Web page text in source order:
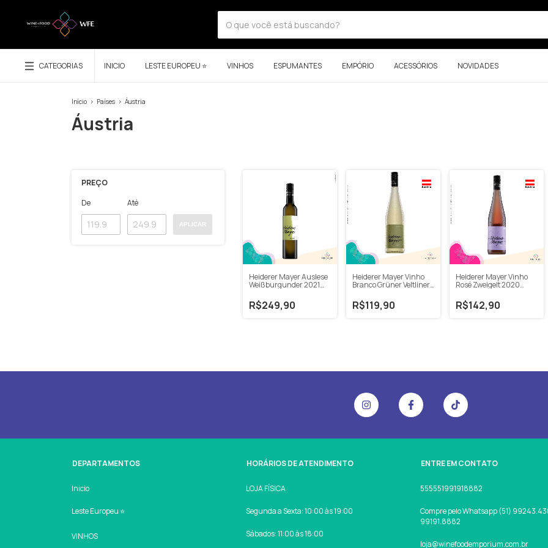
CATEGORIAS INICIO LESTE EUROPEU ⭐ VINHOS ESPUMANTES EMPÓRIO ACESSÓRIOS NOVIDADES
Início > Países > Áustria
Áustria
PREÇO
De
Até
APLICAR
Heiderer Mayer Auslese
Weißburgunder 2021
R$249,90
Heiderer Mayer Vinho
Branco Grüner Veltliner
R$119,90
Heiderer Mayer Vinho
Rosé Zweigelt 2020
R$142,90
DEPARTAMENTOS
Inicio
Leste Europeu ⭐
VINHOS
HORÁRIOS DE ATENDIMENTO
LOJA FÍSICA
Segunda a Sexta: 10:00 às 19:00
Sábados: 11:00 às 18:00
ENTRE EM CONTATO
555551991918882
Compre pelo Whatsapp (51)
99191.8882
loja@winefoodemporium.com.br